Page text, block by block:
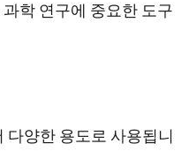
학 연구에 중요한 도구
다양한 용도로 사용됩니